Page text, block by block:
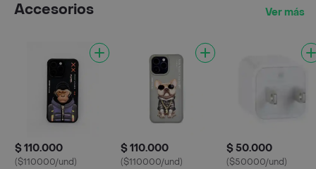
Accesorios Ver más
$ 110.000
($110000/und)
$ 110.000
($110000/und)
$ 50.000
($50000/und)